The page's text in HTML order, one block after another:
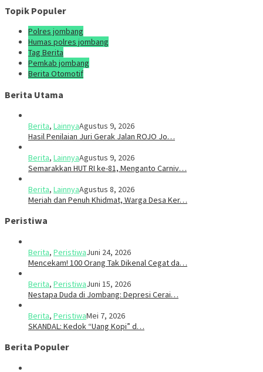
Topik Populer
Polres jombang
Humas polres jombang
Tag Berita
Pemkab jombang
Berita Otomotif
Berita Utama
Berita, LainnyaAgustus 9, 2026
Hasil Penilaian Juri Gerak Jalan ROJO Jo…
Berita, LainnyaAgustus 9, 2026
Semarakkan HUT RI ke-81, Menganto Carniv…
Berita, LainnyaAgustus 8, 2026
Meriah dan Penuh Khidmat, Warga Desa Ker…
Peristiwa
Berita, PeristiwaJuni 24, 2026
Mencekam! 100 Orang Tak Dikenal Cegat da…
Berita, PeristiwaJuni 15, 2026
​​Nestapa Duda di Jombang: Depresi Cerai…
Berita, PeristiwaMei 7, 2026
SKANDAL: Kedok “Uang Kopi” d…
Berita Populer